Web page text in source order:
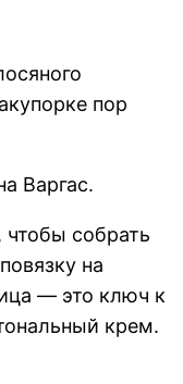
пор
Варгас.
собрать
на
— это ключ к
крем.